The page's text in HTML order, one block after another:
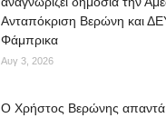
Ανταπόκριση Βερώνη και
Φάμπρικα
Αυγ 3, 2026
O Χρήστος Βερώνης